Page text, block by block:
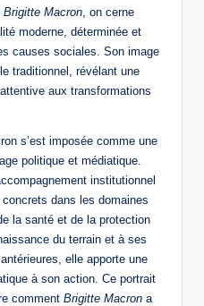
Brigitte Macron , on cerne
moderne, déterminée et
causes sociales. Son image
traditionnel, révélant une
aux transformations
s’est imposée comme une
politique et médiatique.
institutionnel
dans les domaines
la santé et de la protection
du terrain et à ses
elle apporte une
à son action. Ce portrait
comment Brigitte Macron a